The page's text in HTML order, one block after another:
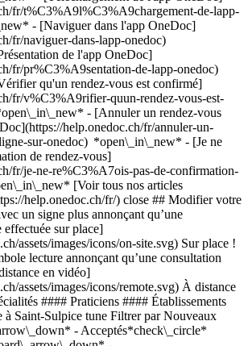
fr/t%C3%A9l%C3%A9chargement-de-lapp-
- [Naviguer dans l'app OneDoc]
fr/naviguer-dans-lapp-onedoc)
de l'app OneDoc]
fr/pr%C3%A9sentation-de-lapp-onedoc)
à distance en vidéo](https://www.onedoc.ch/assets/images/icons/remote.svg) À distance Rechercher #### Spécialités #### Praticiens #### Établissements edit Physiothérapeute à Saint-Sulpice tune Filtrer par Nouveaux patients*keyboard\_arrow\_down* - Acceptés*check\_circle* Langue parlée*keyboard\_arrow\_down* - Allemand*check\_circle* - Anglais*check\_circle* - Arabe*check\_circle* - Bulgare*check\_circle* - Catalan*check\_circle* - Chinois*check\_circle* - Croate*check\_circle* - Espagnol*check\_circle* - Finnois*check\_circle* - Français*check\_circle* - Grec*check\_circle* - Hébreu*check\_circle* - Italien*check\_circle* - Luxembourgeois*check\_circle* - Macédonien*check\_circle* - Néerlandais*check\_circle* - Polonais*check\_circle* - Portugais*check\_circle* - Roumain*check\_circle* - Serbe*check\_circle* - Slovaque*check\_circle* - Suédois*check\_circle* - Tamoul*check\_circle* - Turc*check\_circle* - Télougou*check\_circle* Sexe*keyboard\_arrow\_down* - Femme*check\_circle* - Homme*check\_circle* Réseau*keyboard\_arrow\_down* - Swiss Medical Network*check\_circle* - ASCA*check\_circle* - RME*check\_circle* - Medbase*check\_circle* Disponibilité*keyboard\_arrow\_down* - Disponible aujourdhui*check\_circle* - Dans les 3 prochains jours*check\_circle* - Dans les 7 prochains jours*check\_circle* - Dans les 14 prochains jours*check\_circle* # Physiothérapeute à Saint-Sulpice: prenez rendez-vous en ligne aujourd'hui ## 8 résultats à Saint-Sulpice [![M. Thibaut Reichelt, physiothérapeute à Saint-Sulpice](https://assets.onedoc.ch/images/users/59bc2930c29f8c39aceb930540610fbcc5c7daf13b1b67b2d892fc0cb9cafc15-small.jpg "M. Thibaut Reichelt, physiothérapeute à Saint-Sulpice")](https://www.onedoc.ch/fr/physiotherapeute/saint-sulpice/pcuil/thibaut-reichelt) ### [M. Thibaut Reichelt](https://www.onedoc.ch/fr/physiotherapeute/saint-sulpice/pcuil/thibaut-reichelt) ![Badge indiquant un profil vérifié](https://www.onedoc.ch/assets/images/icons/checkmark.svg) Physiothérapeute [Life In Motion - Saint-Sulpice](https://www.onedoc.ch/fr/cabinet-de-physiotherapie/saint-sulpice/e1s7/life-in-motion-saint-sulpice) Route Cantonale 116 1025 Saint-Sulpice ![Icône patient avec un signe plus annonçant que le professionnel accepte de nouveaux patients](https://www.onedoc.ch/assets/images/icons/new-patients.svg)Accepte les nouveaux patients [Réserver un RDV](https://www.onedoc.ch/fr/physiotherapeute/saint-sulpice/pcuil/thibaut-reichelt) Expertises:[Analyse de la course](https://www.onedoc.ch/fr/analyse-de-la-course/saint-sulpice), [Arthrose](https://www.onedoc.ch/fr/arthrose/saint-sulpice), [Trigger point thérapie](https://www.onedoc.ch/fr/trigger-point-therapie/saint-sulpice), [Déchirure du ménisque | Rupture du ménisque | Lésion du ménisque](https://www.onedoc.ch/fr/dechirure-du-menisque-rupture-du-menisque-lesion-du-menisque/saint-sulpice), [Entraînement de l'équilibre](https://www.onedoc.ch/fr/entrainement-de-l-equilibre/saint-sulpice), [Récupération physiothérapeutique du sportif](https://www.onedoc.ch/fr/recuperation-physiotherapeutique-du-sportif/saint-sulpice), [Rupture du ligament croisé antérieur (LCA) | Déchirure du ligament croisé antérieur (LCA)](https://www.onedoc.ch/fr/rupture-du-ligament-croise-anterieur-lca-dechirure-du-ligament-croise-anterieur-lca/saint-sulpice), [Suivi du sportif](https://www.onedoc.ch/fr/suivi-du-sportif/saint-sulpice)Voir plus *chevron\_left* mar. 04 août *chevron\_right* Voir plus de rendez-vous *error\_outline* Une erreur s'est produite lors du chargement des disponibilités [Réessayer](https://www.onedoc.ch) Expertises:[Analyse de la course](https://www.onedoc.ch/fr/analyse-de-la-course/saint-sulpice), [Arthrose](https://www.onedoc.ch/fr/arthrose/saint-sulpice), [Trigger point thérapie](https://www.onedoc.ch/fr/trigger-point-therapie/saint-sulpice), [Déchirure du ménisque | Rupture du ménisque | Lésion du ménisque](https://www.onedoc.ch/fr/dechirure-du-menisque-rupture-du-menisque-lesion-du-menisque/saint-sulpice), [Entraînement de l'équilibre](https://www.onedoc.ch/fr/entrainement-de-l-equilibre/saint-sulpice), [Récupération physiothérapeutique du sportif](https://www.onedoc.ch/fr/recuperation-physiotherapeutique-du-sportif/saint-sulpice), [Rupture du ligament croisé antérieur (LCA) | Déchirure du ligament croisé antérieur (LCA)](https://www.onedoc.ch/fr/rupture-du-ligament-croise-anterieur-lca-dechirure-du-ligament-croise-anterieur-lca/saint-sulpice), [Suivi du sportif](https://www.onedoc.ch/fr/suivi-du-sportif/saint-sulpice)Voir plus [![M. Louis André, physiothérapeute à Saint-Sulpice](https://assets.onedoc.ch/images/users/630698d2fa713273d53bccfe2f63334a2a4bb41ceede890e8bf99f4f8820ce02-small.jpg "M. Louis André, physiothérapeute à Saint-Sulpice")](https://www.onedoc.ch/fr/physiotherapeute/saint-sulpice/pb5xe/louis-andre) ### [M. Louis André](https://www.onedoc.ch/fr/physiotherapeute/saint-sulpice/pb5xe/louis-andre) ![Badge indiquant un profil vérifié](https://www.onedoc.ch/assets/images/icons/checkmark.svg) Physiothérapeute [Life In Motion - Saint-Sulpice](https://www.onedoc.ch/fr/cabinet-de-physiotherapie/saint-sulpice/e1s7/life-in-motion-saint-sulpice) Route Cantonale 116 1025 Saint-Sulpice ![Icône patient avec un signe plus annonçant que le professionnel accepte de nouveaux patients](https://www.onedoc.ch/assets/images/icons/new-patients.svg)Accepte les nouveaux patients [Réserver un RDV](https://www.onedoc.ch/fr/physiotherapeute/saint-sulpice/pb5xe/louis-andre) Expertises:[Thérapie par ondes de choc](https://www.onedoc.ch/fr/therapie-par-ondes-de-choc/saint-sulpice), [Analyse de la course](https://www.onedoc.ch/fr/analyse-de-la-course/saint-sulpice), [Déchirure du ménisque | Rupture du ménisque | Lésion du ménisque](https://www.onedoc.ch/fr/dechirure-du-menisque-rupture-du-menisque-lesion-du-menisque/saint-sulpice), [Déchirure musculaire et ligamentaire](https://www.onedoc.ch/fr/dechirure-musculaire-et-ligamentaire/saint-sulpice), [Dry Needling](https://www.onedoc.ch/fr/dry-needling/saint-sulpice), [Récupération physiothérapeutique du sportif](https://www.onedoc.ch/fr/recuperation-physiotherapeutique-du-sportif/saint-sulpice), [Rupture du ligament croisé antérieur (LCA) | Déchirure du ligament croisé antérieur (LCA)](https://www.onedoc.ch/fr/rupture-du-ligament-croise-anterieur-lca-dechirure-du-ligament-croise-anterieur-lca/saint-sulpice), [Syndrome de l’essuie-glace | bursite](https://www.onedoc.ch/fr/syndrome-de-l-essuie-glace-bursite/saint-sulpice), [Tendinite](https://www.onedoc.ch/fr/tendinite/saint-sulpice)Voir plus *chevron\_left* mar. 04 août *chevron\_right* Voir plus de rendez-vous *error\_outline* Une erreur s'est produite lors du chargement des disponibilités [Réessayer](https://www.onedoc.ch) Expertises:[Thérapie par ondes de choc](https://www.onedoc.ch/fr/therapie-par-ondes-de-choc/saint-sulpice), [Analyse de la course](https://www.onedoc.ch/fr/analyse-de-la-course/saint-sulpice), [Déchirure du ménisque | Rupture du ménisque | Lésion du ménisque](https://www.onedoc.ch/fr/dechirure-du-menisque-rupture-du-menisque-lesion-du-menisque/saint-sulpice), [Déchirure musculaire et ligamentaire](https://www.onedoc.ch/fr/dechirure-musculaire-et-ligamentaire/saint-sulpice), [Dry Needling](https://www.onedoc.ch/fr/dry-needling/saint-sulpice), [Récupération physiothérapeutique du sportif](https://www.onedoc.ch/fr/recuperation-physiotherapeutique-du-sportif/saint-sulpice), [Rupture du ligament croisé antérieur (LCA) | Déchirure du ligament croisé antérieur (LCA)](https://www.onedoc.ch/fr/rupture-du-ligament-croise-anterieur-lca-dechirure-du-ligament-croise-anterieur-lca/saint-sulpice), [Syndrome de l’essuie-glace | bursite](https://www.onedoc.ch/fr/syndrome-de-l-essuie-glace-bursite/saint-sulpice), [Tendinite](https://www.onedoc.ch/fr/tendinite/saint-sulpice)Voir plus [![M. Thierry Resin, ostéopathe à Saint-Sulpice](https://assets.onedoc.ch/images/users/4afbcc4c51b64848196b87b1b3380768d12a8f7fafd452edc920a0ff5ec1108d-small.jpg "M. Thierry Resin, ostéopathe à Saint-Sulpice")](https://www.onedoc.ch/fr/osteopathe/saint-sulpice/pc2kh/thierry-resin) ### [M. Thierry Resin](https://www.onedoc.ch/fr/osteopathe/saint-sulpice/pc2kh/thierry-resin) ![Badge indiquant un profil vérifié](https://www.onedoc.ch/assets/images/icons/checkmark.svg) [Ostéopathe](https://www.onedoc.ch/fr/osteopathe/saint-sulpice), Physiothérapeute Cabinet de Thierry Resin Route de Vallaire 3 1025 Saint-Sulpice ![M. Thierry Resin est affilié au réseau RME](https://assets.onedoc.ch/images/networks/logos/a202aabd14cdddb5ff03205af2481fb805645ff903773c55a6c572d22f23762e-small.png) ![Icône patient avec un signe plus annonçant que le professionnel accepte de nouveaux patients](https://www.onedoc.ch/assets/images/icons/new-patients.svg)Accepte les nouveaux patients [Réserver un RDV](https://www.onedoc.ch/fr/osteopathe/saint-sulpice/pc2kh/thierry-resin) Expertises:[Arthrose](https://www.onedoc.ch/fr/arthrose/saint-sulpice), [Thérapie Manuelle](https://www.onedoc.ch/fr/therapie-manuelle/saint-sulpice), [Physiothérapie à domicile](https://www.onedoc.ch/fr/physiotherapie-a-domicile/saint-sulpice), [Troubles de